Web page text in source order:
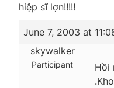
hiệp sĩ lợn!!!!!
June 7, 2003 at
skywalker
Participant
Hồi